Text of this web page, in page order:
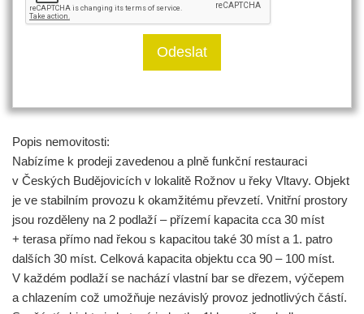
Popis nemovitosti:
Nabízíme k prodeji zavedenou a plně funkční restauraci
v Českých Budějovicích v lokalitě Rožnov u řeky Vltavy. Objekt
je ve stabilním provozu k okamžitému převzetí. Vnitřní prostory
jsou rozděleny na 2 podlaží – přízemí kapacita cca 30 míst
+ terasa přímo nad řekou s kapacitou také 30 míst a 1. patro
dalších 30 míst. Celková kapacita objektu cca 90 – 100 míst.
V každém podlaží se nachází vlastní bar se dřezem, výčepem
a chlazením což umožňuje nezávislý provoz jednotlivých částí.